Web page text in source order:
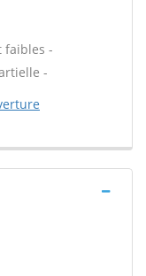
faibles -
-